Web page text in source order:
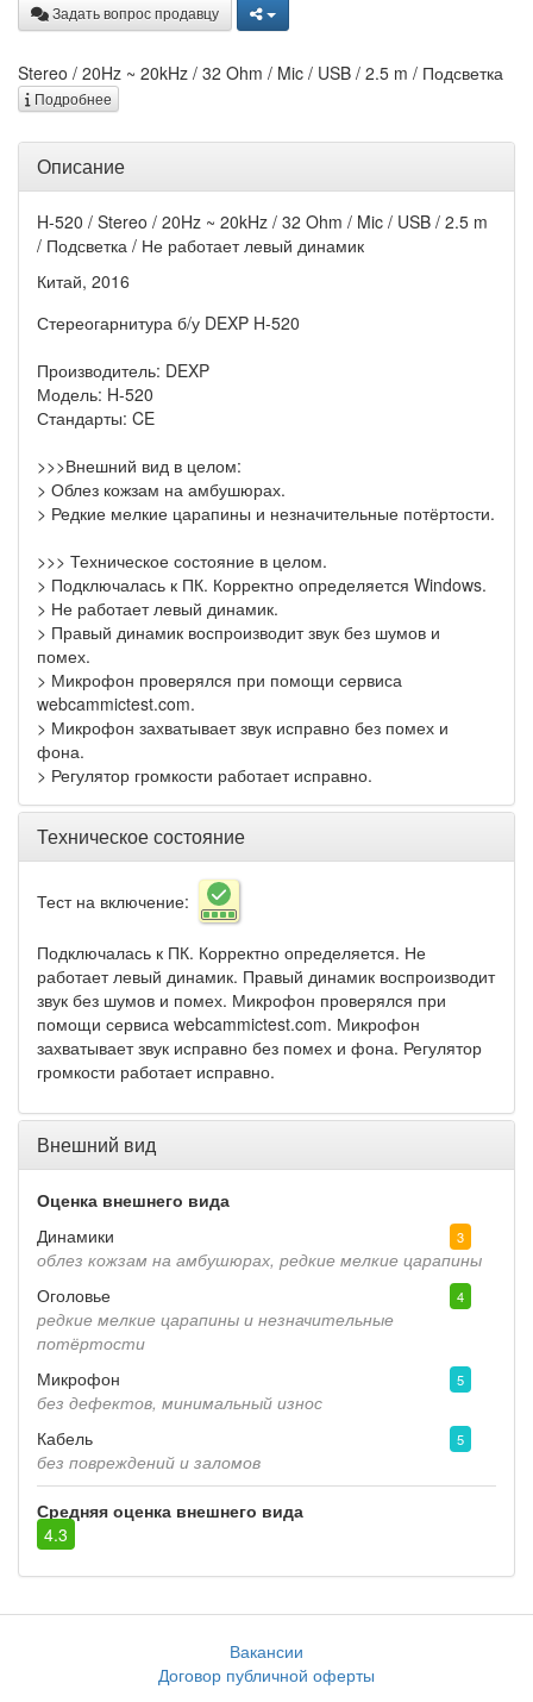
Задать вопрос продавцу
Stereo / 20Hz ~ 20kHz / 32 Ohm / Mic / USB / 2.5 m / Подсветка
Подробнее
Описание
H-520 / Stereo / 20Hz ~ 20kHz / 32 Ohm / Mic / USB / 2.5 m
/ Подсветка / Не работает левый динамик
Китай, 2016
Стереогарнитура б/у DEXP H-520
Производитель: DEXP
Модель: H-520
Стандарты: CE
>>>Внешний вид в целом:
> Облез кожзам на амбушюрах.
> Редкие мелкие царапины и незначительные потёртости.
>>> Техническое состояние в целом.
> Подключалась к ПК. Корректно определяется Windows.
> Не работает левый динамик.
> Правый динамик воспроизводит звук без шумов и
помех.
> Микрофон проверялся при помощи сервиса
webcammictest.com.
> Микрофон захватывает звук исправно без помех и
фона.
> Регулятор громкости работает исправно.
Техническое состояние
Тест на включение:
Подключалась к ПК. Корректно определяется. Не
работает левый динамик. Правый динамик воспроизводит
звук без шумов и помех. Микрофон проверялся при
помощи сервиса webcammictest.com. Микрофон
захватывает звук исправно без помех и фона. Регулятор
громкости работает исправно.
Внешний вид
Оценка внешнего вида
Динамики
3
облез кожзам на амбушюрах, редкие мелкие царапины
Оголовье
4
редкие мелкие царапины и незначительные
потёртости
Микрофон
5
без дефектов, минимальный износ
Кабель
5
без повреждений и заломов
Средняя оценка внешнего вида
4.3
Вакансии
Договор публичной оферты